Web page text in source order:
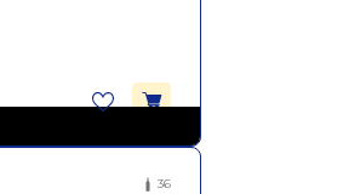
36